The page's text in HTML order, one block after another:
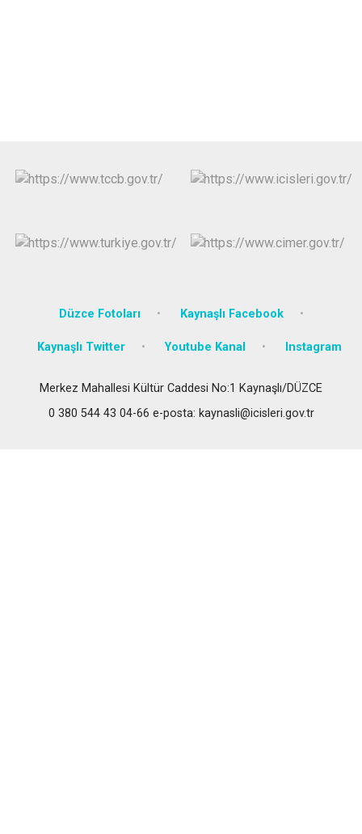
Düzce Fotoları Kaynaşlı Facebook
Kaynaşlı Twitter Youtube Kanal Instagram
Merkez Mahallesi Kültür Caddesi No:1 Kaynaşlı/DÜZCE
0 380 544 43 04-66 e-posta: kaynasli@icisleri.gov.tr